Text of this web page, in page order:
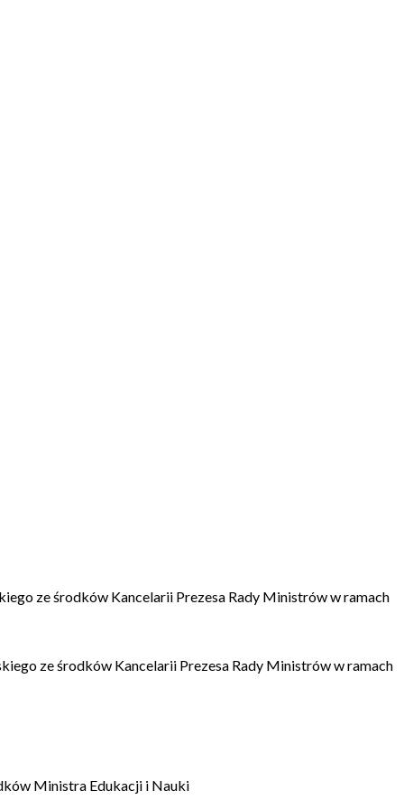
ze środków Kancelarii Prezesa Rady Ministrów w ramach
ze środków Kancelarii Prezesa Rady Ministrów w ramach
Ministra Edukacji i Nauki